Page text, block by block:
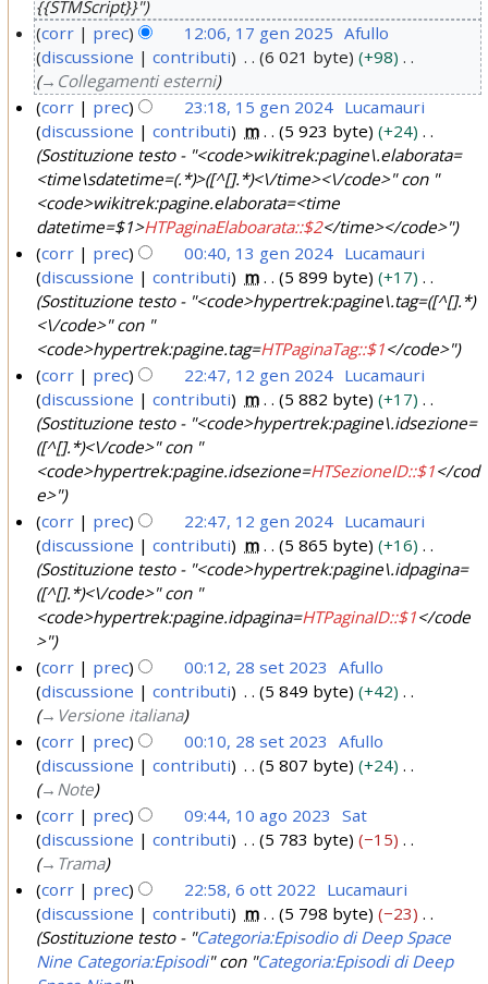
2
5
{{STMScript}}"
g
2
corr prec 12:06, 17 gen 2025 Afullo
discussione
contributi 6 021 byte
+98
→ Collegamenti esterni
n
corr prec 23:18, 15 gen 2024 Lucamauri
discussione
contributi m 5 923 byte
+24
Sostituzione testo - "<code>wikitrek:pagine\.elaborata=
<time\sdatetime=(.*)>([^[].*)<\/time><\/code>" con "
<code>wikitrek:pagine.elaborata=<time
datetime=$1>HTPaginaElaboarata::$2</time></code>"
corr prec 00:40, 13 gen 2024 Lucamauri
discussione
contributi m 5 899 byte
+17
Sostituzione testo - "<code>hypertrek:pagine\.tag=([^[].*)
<\/code>" con "
<code>hypertrek:pagine.tag=HTPaginaTag::$1</code>"
n
corr prec 22:47, 12 gen 2024 Lucamauri
discussione
contributi m 5 882 byte
+17
Sostituzione testo - "<code>hypertrek:pagine\.idsezione=
([^[].*)<\/code>" con "
<code>hypertrek:pagine.idsezione=HTSezioneID::$1</cod
e>"
corr
prec 22:47, 12 gen 2024 Lucamauri
discussione
contributi m 5 865 byte
+16
Sostituzione testo - "<code>hypertrek:pagine\.idpagina=
([^[].*)<\/code>" con "
<code>hypertrek:pagine.idpagina=HTPaginaID::$1</code
>"
s
2
corr prec 00:12, 28 set 2023
Afullo
discussione
contributi 5 849 byte
+42
→ Versione italiana
corr
prec 00:10, 28 set 2023
Afullo
discussione
contributi 5 807 byte
+24
→ Note
a
corr prec 09:44, 10 ago 2023
Sat
discussione
contributi 5 783 byte
−15
→ Trama
corr prec 22:58, 6 ott 2022 Lucamauri
discussione
contributi m 5 798 byte
−23
Sostituzione testo - "Categoria:Episodio di Deep Space
Nine Categoria:Episodi" con "Categoria:Episodi di Deep